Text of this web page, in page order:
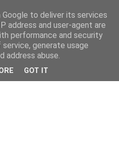
to deliver its services
address and user-agent are
performance and security
generate usage
address abuse.
GOT IT